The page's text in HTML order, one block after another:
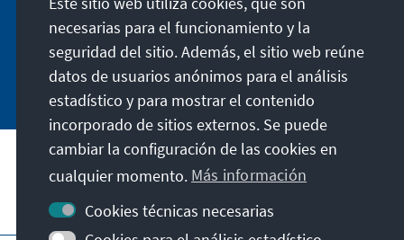
für unsere nahe Zukunft für wichtig halten.
Jetzt abonnieren
Visita también
necesarias para el funcionamiento y la
seguridad del sitio. Además, el sitio web reúne
datos de usuarios anónimos para el análisis
estadístico y para mostrar el contenido
incorporado de sitios externos. Se puede
cambiar la configuración de las cookies en
cualquier momento. Más información
Cookies técnicas necesarias